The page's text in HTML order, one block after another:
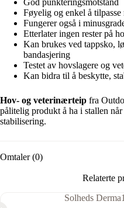
God punkteringsmotstand
Føyelig og enkel å tilpasse
Fungerer også i
Etterlater ingen rester på
Kan brukes ved tappsko,
bandasjering
Testet av hovslagere og
Kan bidra til å beskytte,
Hov- og veterinærteip fra
pålitelig produkt å ha i stallen
stabilisering.
Omtaler (0)
Relaterte